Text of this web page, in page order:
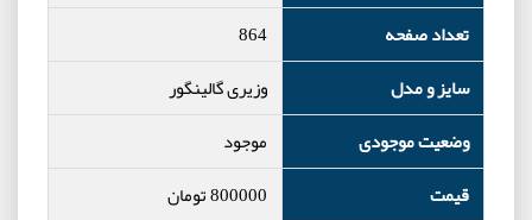
تعداد صفحه
864
سایز و مدل
وزیری گالینگور
وضعیت موجودی
موجود
قیمت
800000تومان